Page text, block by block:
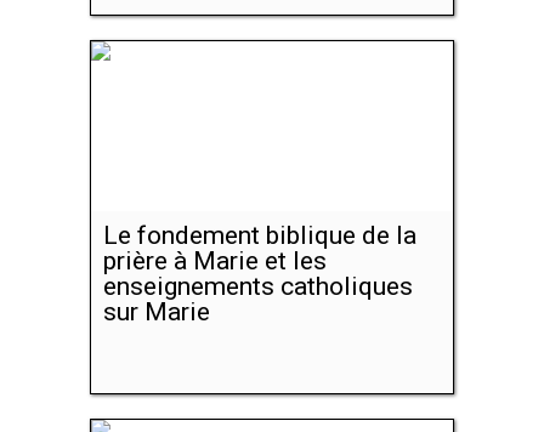
Le fondement biblique de la
prière à Marie et les
enseignements catholiques
sur Marie